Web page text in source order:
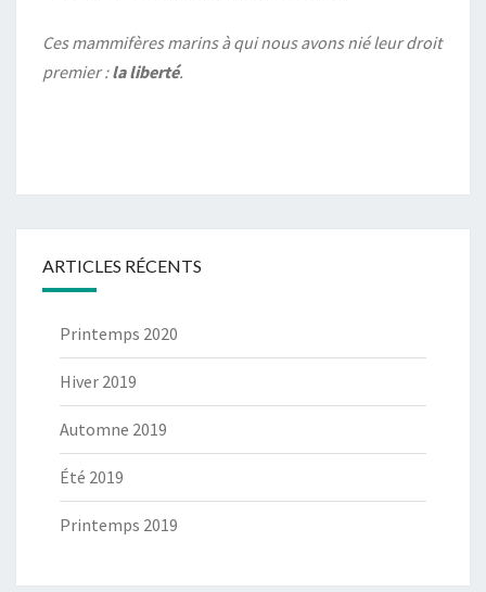
Ces mammifères marins à qui nous avons nié leur droit
premier :la liberté.
ARTICLES RÉCENTS
Printemps 2020
Hiver 2019
Automne 2019
Été 2019
Printemps 2019